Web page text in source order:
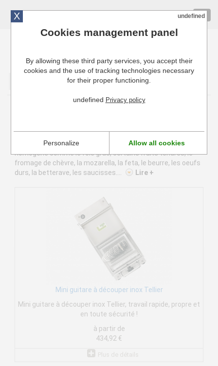
Cuisinresto: Ustensiles de cuisine pour professionnels
La guitare à découper permet de couper en tranches fines
et régulières tous les produits à consistance tendre et
homogène comme le foie gras, certains fruits tendres, le
fromage de chèvre, la mozarella, la feta, le beurre, les oeufs
durs, la betterave, les saucisses....
Lire +
Mini guitare à découper inox Tellier
Mini guitare à découper inox Tellier, travail rapide, propre et
en toute sécurité !
à partir de
434,92 €
X undefined
Cookies management panel
By allowing these third party services, you accept their
cookies and the use of tracking technologies necessary
for their proper functioning.
undefined Privacy policy
Personalize Allow all cookies